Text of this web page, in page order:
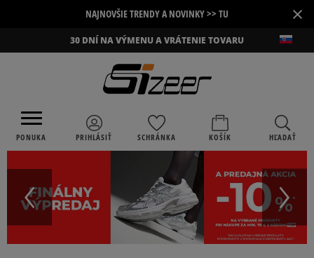
NAJNOVŠIE TRENDY A NOVINKY >> TU ×
30 DNÍ NA VÝMENU A VRÁTENIE TOVARU
PONUKA PRIHLÁSIŤ SCHRÁNKA KOŠÍK HĽADAŤ